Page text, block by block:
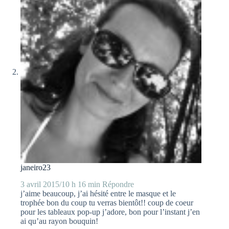
janeiro23
3 avril 2015/10 h 16 min Répondre
j’aime beaucoup, j’ai hésité entre le masque et le
trophée bon du coup tu verras bientôt!! coup de coeur
pour les tableaux pop-up j’adore, bon pour l’instant j’en
ai qu’au rayon bouquin!